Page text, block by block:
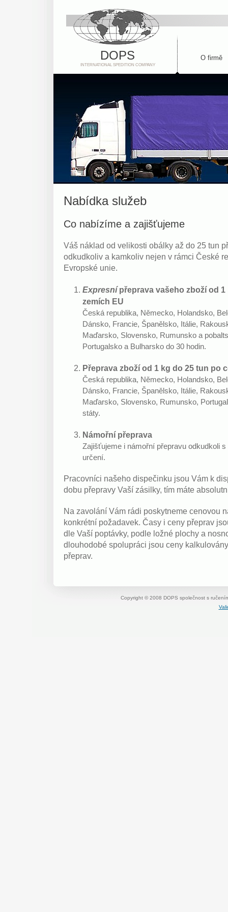
DOPS
INTERNATIONAL SPEDITION COMPANY
O firmě
Nabídka služeb
Co nabízíme a zajišťujeme
Váš náklad od velikosti obálky až do 25 tun
odkudkoliv a kamkoliv nejen v rámci České
Evropské unie.
Expresnípřeprava vašeho zboží od 1
zemích EU
Česká republika, Německo, Holandsko,
Dánsko, Francie, Španělsko, Itálie,
Maďarsko, Slovensko, Rumunsko a
Portugalsko a Bulharsko do 30 hodin.
Přeprava zboží od 1 kg do 25 tun po
Česká republika, Německo, Holandsko,
Dánsko, Francie, Španělsko, Itálie,
Maďarsko, Slovensko, Rumunsko,
státy.
Námořní přeprava
Zajišťujeme i námořní přepravu odkudkoli
určení.
Pracovníci našeho dispečinku jsou Vám k
dobu přepravy Vaší zásilky, tím máte
Na zavolání Vám rádi poskytneme cenovou
konkrétní požadavek. Časy i ceny přeprav
dle Vaší poptávky, podle ložné plochy a
dlouhodobé spolupráci jsou ceny
přeprav.
Copyright © 2008 DOPS společnost s